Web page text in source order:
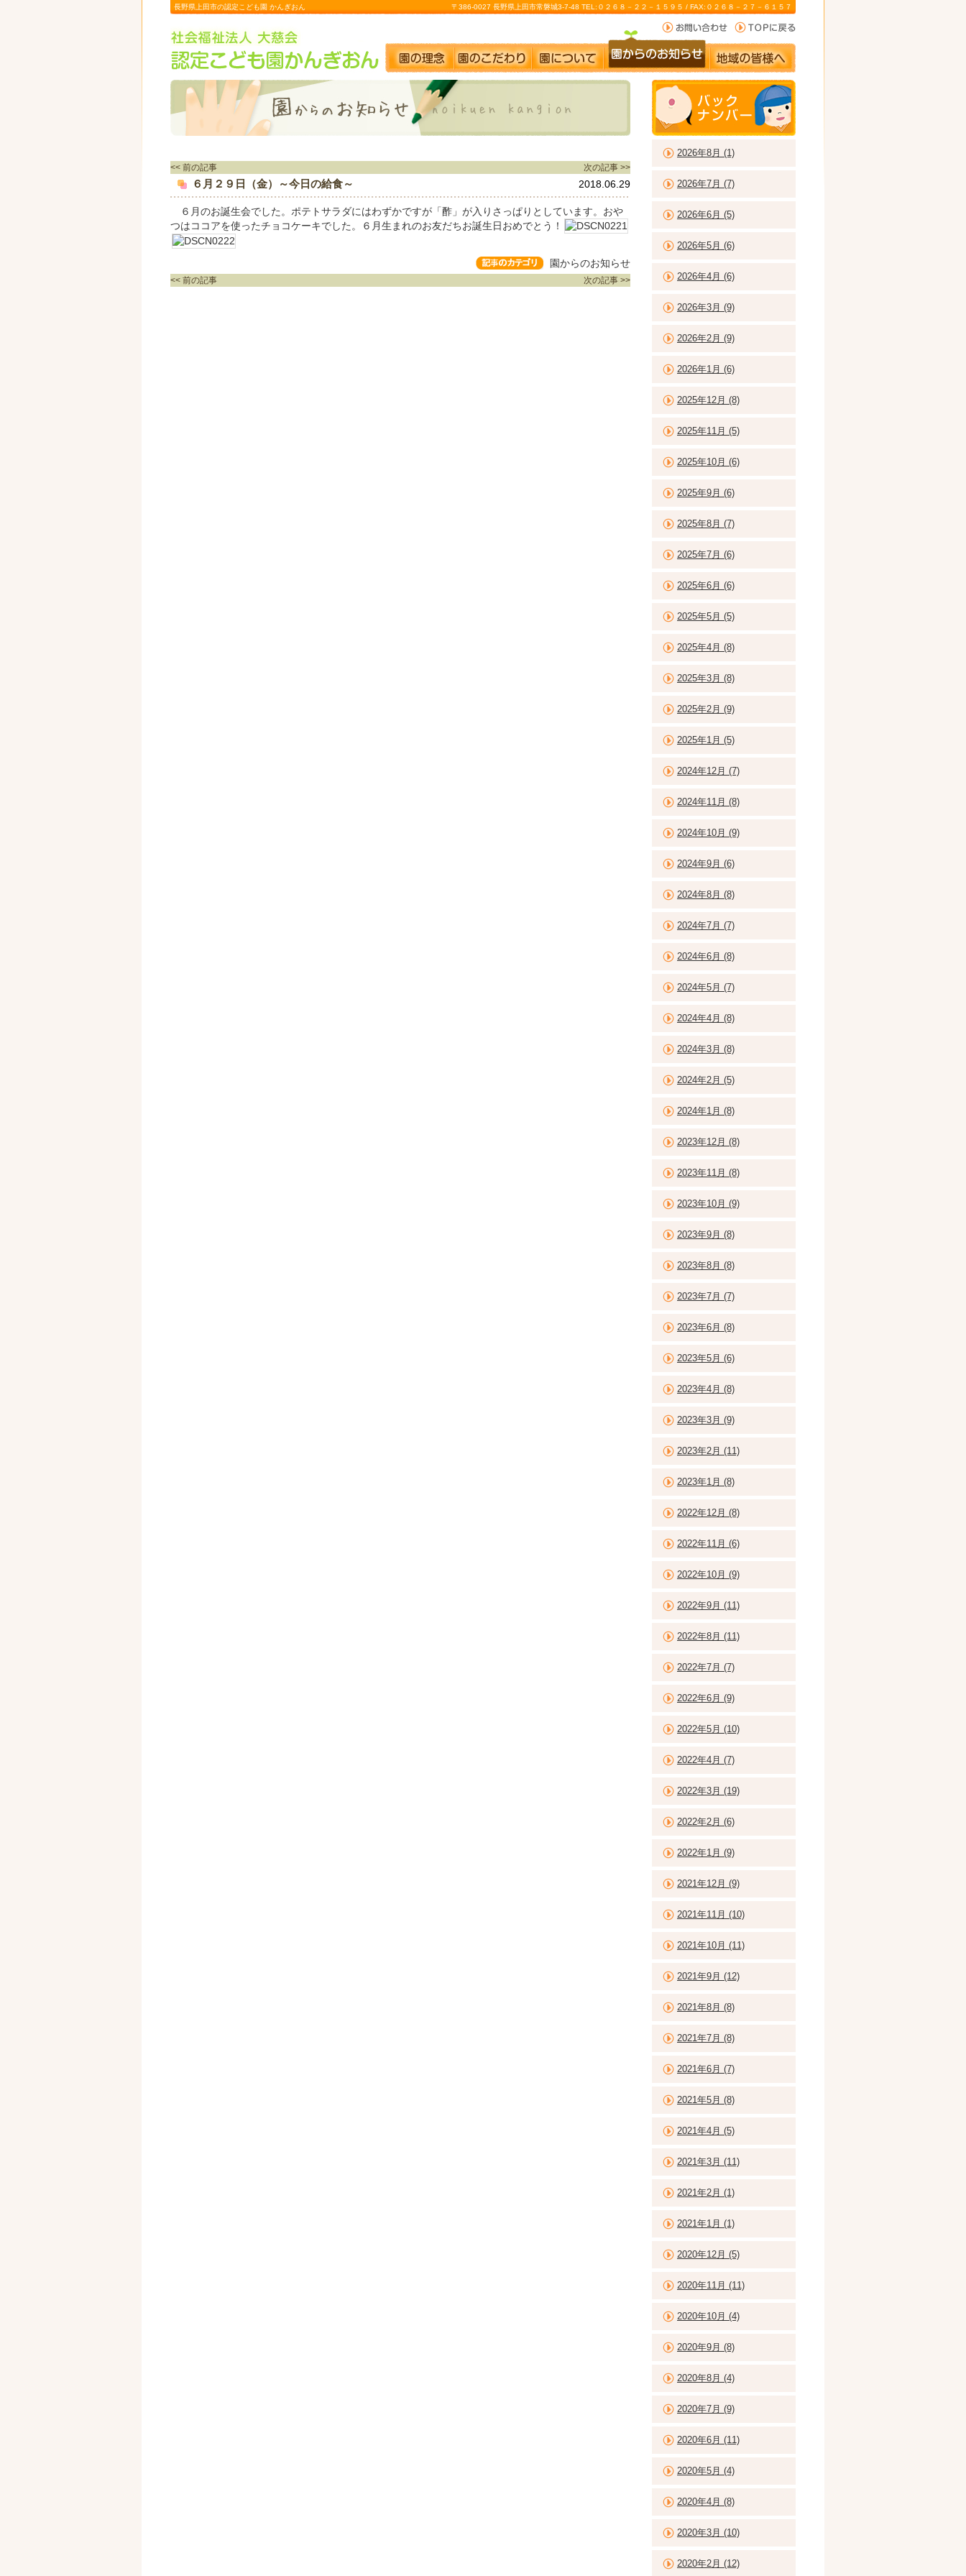
長野県上田市の認定こども園 かんぎおん 〒386-0027 長野県上田市常磐城3-7-48 TEL:０２６８－２２－１５９５ / FAX:０２６８－２７－６１５７
<< 前の記事 次の記事 >>
６月２９日（金）～今日の給食～ 2018.06.29
６月のお誕生会でした。ポテトサラダにはわずかですが「酢」が入りさっぱりとしています。おや
つはココアを使ったチョコケーキでした。６月生まれのお友だちお誕生日おめでとう！
園からのお知らせ
<< 前の記事 次の記事 >>
2026年8月 (1)
2026年7月 (7)
2026年6月 (5)
2026年5月 (6)
2026年4月 (6)
2026年3月 (9)
2026年2月 (9)
2026年1月 (6)
2025年12月 (8)
2025年11月 (5)
2025年10月 (6)
2025年9月 (6)
2025年8月 (7)
2025年7月 (6)
2025年6月 (6)
2025年5月 (5)
2025年4月 (8)
2025年3月 (8)
2025年2月 (9)
2025年1月 (5)
2024年12月 (7)
2024年11月 (8)
2024年10月 (9)
2024年9月 (6)
2024年8月 (8)
2024年7月 (7)
2024年6月 (8)
2024年5月 (7)
2024年4月 (8)
2024年3月 (8)
2024年2月 (5)
2024年1月 (8)
2023年12月 (8)
2023年11月 (8)
2023年10月 (9)
2023年9月 (8)
2023年8月 (8)
2023年7月 (7)
2023年6月 (8)
2023年5月 (6)
2023年4月 (8)
2023年3月 (9)
2023年2月 (11)
2023年1月 (8)
2022年12月 (8)
2022年11月 (6)
2022年10月 (9)
2022年9月 (11)
2022年8月 (11)
2022年7月 (7)
2022年6月 (9)
2022年5月 (10)
2022年4月 (7)
2022年3月 (19)
2022年2月 (6)
2022年1月 (9)
2021年12月 (9)
2021年11月 (10)
2021年10月 (11)
2021年9月 (12)
2021年8月 (8)
2021年7月 (8)
2021年6月 (7)
2021年5月 (8)
2021年4月 (5)
2021年3月 (11)
2021年2月 (1)
2021年1月 (1)
2020年12月 (5)
2020年11月 (11)
2020年10月 (4)
2020年9月 (8)
2020年8月 (4)
2020年7月 (9)
2020年6月 (11)
2020年5月 (4)
2020年4月 (8)
2020年3月 (10)
2020年2月 (12)